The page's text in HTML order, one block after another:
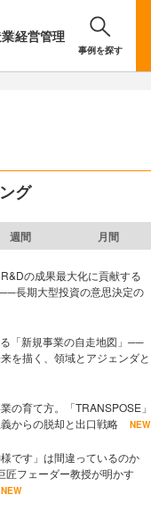
経営管理
事例を探す
グ
週間 月間
の成果最大化に貢献する
──長期大型投資の意思決定の
「新規事業の自走地図」──
を描く、領域とアジェンダと
の育て方。「TRANSPOSE」
からの脱却と出口戦略
NEW
です」は間違っているのか
フェーダー教授が明かす
NEW